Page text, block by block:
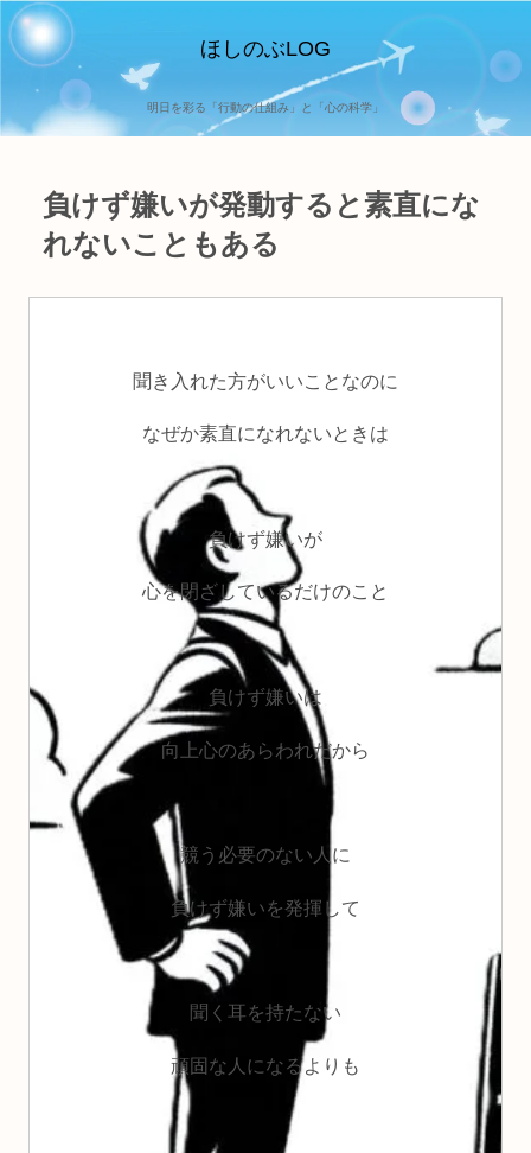
ほしのぶLOG
明日を彩る「行動の仕組み」と「心の科学」
負けず嫌いが発動すると素直にな
れないこともある
聞き入れた方がいいことなのに
なぜか素直になれないときは
負けず嫌いが
心を閉ざしているだけのこと
負けず嫌いは
向上心のあらわれだから
競う必要のない人に
負けず嫌いを発揮して
聞く耳を持たない
頑固な人になるよりも